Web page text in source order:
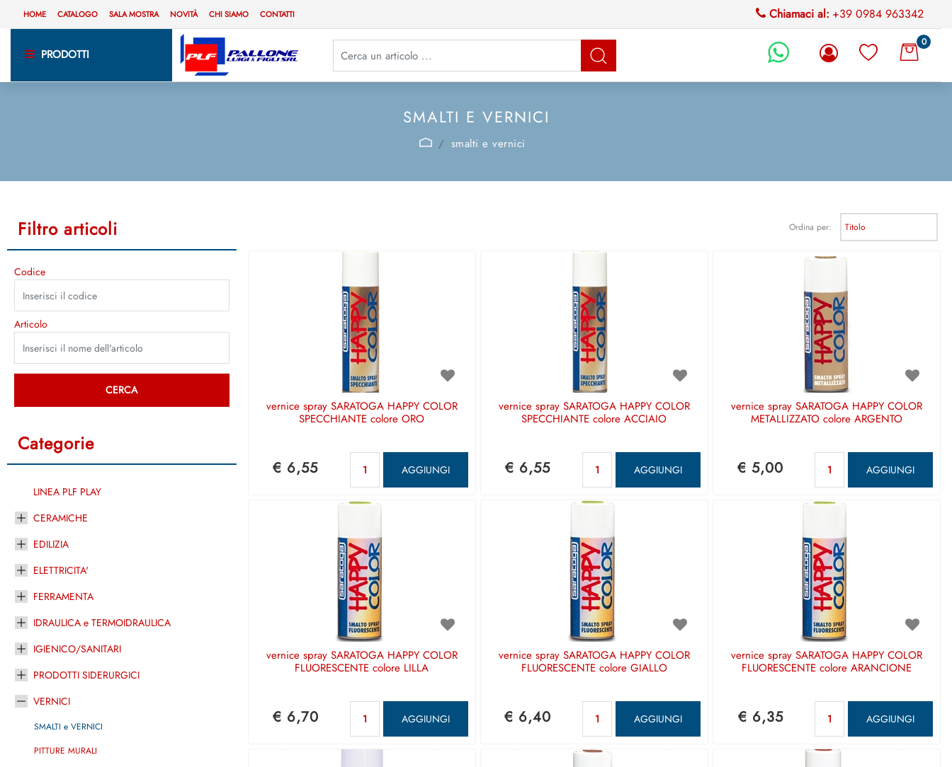
HOME CATALOGO SALA MOSTRA NOVITÀ CHI SIAMO CONTATTI Chiamaci al: +39 0984 963342
PRODOTTI
La modifica di un filtro aggiorna automaticamente gli altri filtri disponibili. 0
SMALTI E VERNICI
smalti e vernici
Filtro articoli
La modifica di un filtro aggiorna automaticamente gli altri filtri disponibili.
Codice
Articolo
Categorie
LINEA PLF PLAY
CERAMICHE
EDILIZIA
ELETTRICITA'
FERRAMENTA
IDRAULICA e TERMOIDRAULICA
IGIENICO/SANITARI
PRODOTTI SIDERURGICI
VERNICI
SMALTI e VERNICI
PITTURE MURALI
Ordina per:
vernice spray SARATOGA HAPPY COLOR
SPECCHIANTE colore ORO
€ 6,55 AGGIUNGI
vernice spray SARATOGA HAPPY COLOR
SPECCHIANTE colore ACCIAIO
€ 6,55 AGGIUNGI
vernice spray SARATOGA HAPPY COLOR
METALLIZZATO colore ARGENTO
€ 5,00 AGGIUNGI
vernice spray SARATOGA HAPPY COLOR
FLUORESCENTE colore LILLA
€ 6,70 AGGIUNGI
vernice spray SARATOGA HAPPY COLOR
FLUORESCENTE colore GIALLO
€ 6,40 AGGIUNGI
vernice spray SARATOGA HAPPY COLOR
FLUORESCENTE colore ARANCIONE
€ 6,35 AGGIUNGI